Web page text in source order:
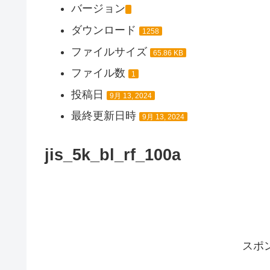
バージョン
ダウンロード
1258
ファイルサイズ 65.86 KB
ファイル数 1
投稿日 9月 13, 2024
最終更新日時 9月 13, 2024
jis_5k_bl_rf_100a
スポ